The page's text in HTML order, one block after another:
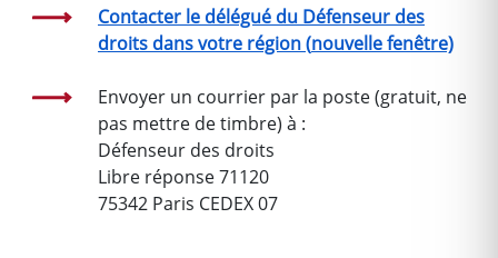
Contacter le délégué du Défenseur des
droits dans votre région (nouvelle fenêtre)
Envoyer un courrier par la poste (gratuit, ne
pas mettre de timbre) à :
Défenseur des droits
Libre réponse 71120
75342 Paris CEDEX 07